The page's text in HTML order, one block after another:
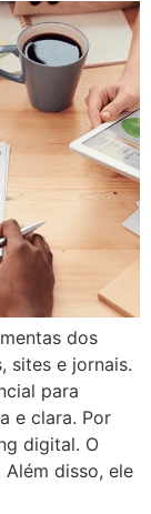
dos
sites e jornais.
para
e clara. Por
digital. O
disso, ele